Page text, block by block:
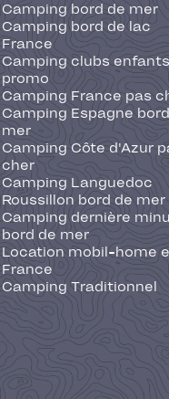
Camping bord de mer
Camping bord de lac
France
Camping clubs
promo
Camping France pas
Camping Espagne
mer
Camping Côte d'Azur
cher
Camping Languedoc
Roussillon bord de mer
Camping dernière
bord de mer
Location mobil-home
France
Camping Traditionnel